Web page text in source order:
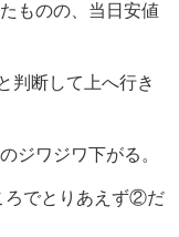
ものの、当日安値
判断して上へ行き
ジワジワ下がる。
ろでとりあえず②だ